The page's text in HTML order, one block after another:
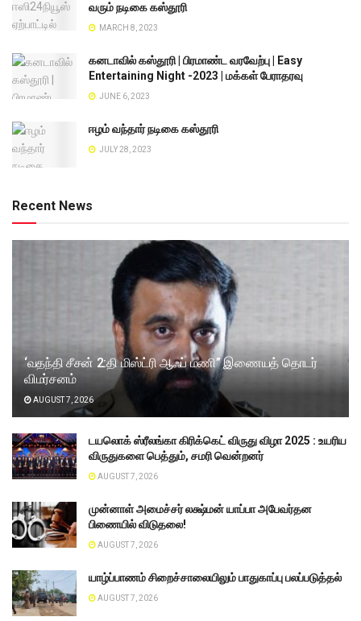
வரும் நடிகை கஸ்தூரி
MARCH 8, 2023
கனடாவில் கஸ்தூரி | பிரமாண்ட வரவேற்பு | Easy
Entertaining Night -2023 | மக்கள் பேராதரவு
JUNE 6, 2023
ஈழம் வந்தார் நடிகை கஸ்தூரி
JULY 28, 2023
Recent News
‘வதந்தி சீசன் 2:தி மிஸ்ட்ரி ஆஃப் மணி” இணையத் தொடர்
விமர்சனம்
AUGUST 7, 2026
டயலொக் ஸ்ரீலங்கா கிரிக்கெட் விருது விழா 2025 : உயரிய
விருதுகளை பெத்தும், சமரி வென்றனர்
AUGUST 7, 2026
முன்னாள் அமைச்சர் லக்ஷ்மன் யாப்பா அபேவர்தன
பிணையில் விடுதலை!
AUGUST 7, 2026
யாழ்ப்பாணம் சிறைச்சாலையிலும் பாதுகாப்பு பலப்படுத்தல்
AUGUST 7, 2026